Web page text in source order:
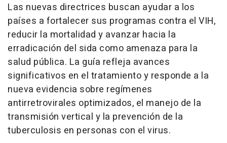
Las nuevas directrices buscan ayudar a los
países a fortalecer sus programas contra el VIH,
reducir la mortalidad y avanzar hacia la
erradicación del sida como amenaza para la
salud pública. La guía refleja avances
significativos en el tratamiento y responde a la
nueva evidencia sobre regímenes
antirretrovirales optimizados, el manejo de la
transmisión vertical y la prevención de la
tuberculosis en personas con el virus.